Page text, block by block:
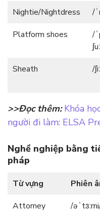
Nightie/Nightdress /
Platform shoes
/
Sheath /
>>Đọc thêm: Khóa
người đi làm: ELSA
Nghề nghiệp bằng
pháp
Từ vựng Phiên
Attorney
/